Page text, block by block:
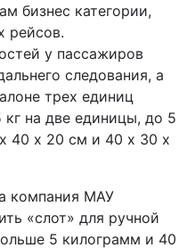
бизнес категории,
рейсов.
у пассажиров
следования, а
трех единиц
на две единицы, до 5
40 х 20 см и 40 х 30 х
компания МАУ
«слот» для ручной
5 килограмм и 40